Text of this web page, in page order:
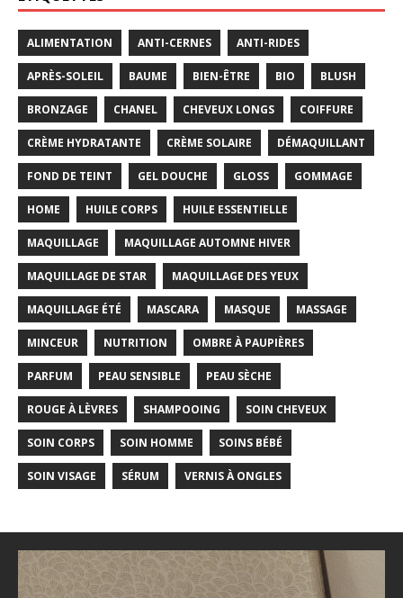
ALIMENTATION ANTI-CERNES ANTI-RIDES
APRÈS-SOLEIL BAUME BIEN-ÊTRE BIO BLUSH
BRONZAGE CHANEL CHEVEUX LONGS COIFFURE
CRÈME HYDRATANTE CRÈME SOLAIRE DÉMAQUILLANT
FOND DE TEINT GEL DOUCHE GLOSS GOMMAGE
HOME HUILE CORPS HUILE ESSENTIELLE
MAQUILLAGE MAQUILLAGE AUTOMNE HIVER
MAQUILLAGE DE STAR MAQUILLAGE DES YEUX
MAQUILLAGE ÉTÉ MASCARA MASQUE MASSAGE
MINCEUR NUTRITION OMBRE À PAUPIÈRES
PARFUM PEAU SENSIBLE PEAU SÈCHE
ROUGE À LÈVRES SHAMPOOING SOIN CHEVEUX
SOIN CORPS SOIN HOMME SOINS BÉBÉ
SOIN VISAGE SÉRUM VERNIS À ONGLES